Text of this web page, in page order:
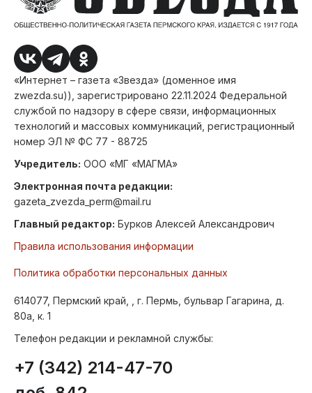
«Интернет – газета «Звезда» (доменное имя
zwezda.su)), зарегистрировано 22.11.2024 Федеральной
службой по надзору в сфере связи, информационных
технологий и массовых коммуникаций, регистрационный
номер ЭЛ № ФС 77 - 88725
Учредитель: ООО «МГ «МАГМА»
Электронная почта редакции:
gazeta_zvezda_perm@mail.ru
Главный редактор: Бурков Алексей Александрович
Правила использования информации
Политика обработки персональных данных
614077, Пермский край, , г. Пермь, бульвар Гагарина, д.
80а, к. 1
Телефон редакции и рекламной службы:
+7 (342) 214-47-70